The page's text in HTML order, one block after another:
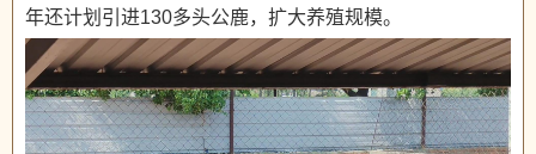
年还计划引进130多头公鹿，扩大养殖规模。